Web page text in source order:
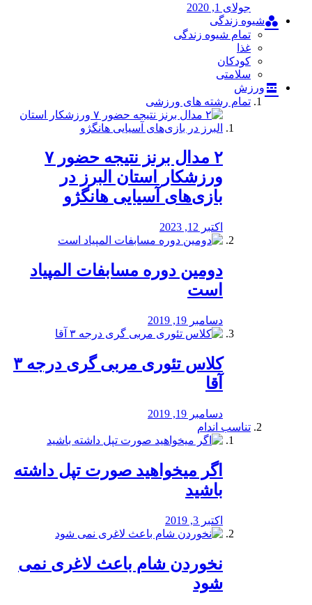
جولای 1, 2020
شیوه زندگی
تمام شیوه زندگی
غذا
کودکان
سلامتی
ورزش
تمام رشته های ورزشی
۲ مدال برنز نتیجه حضور ۷
ورزشکار استان البرز در
بازی‌های آسیایی هانگژو
اکتبر 12, 2023
دومین دوره مسابفات المپیاد
است
دسامبر 19, 2019
کلاس تئوری مربی گری درجه ۳
آقا
دسامبر 19, 2019
تناسب اندام
اگر میخواهید صورت تپل داشته
باشید
اکتبر 3, 2019
نخوردن شام باعث لاغری نمی
‌شود